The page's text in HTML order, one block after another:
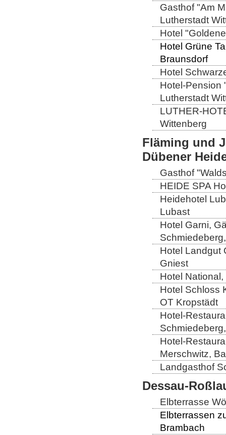
Gasthof "Am
Lutherstadt
Hotel
Hotel Grüne
Braunsdorf
Hotel
Hotel-Pension
Lutherstadt
LUTHER-
Wittenberg
Fläming und
Dübener
Gasthof
HEIDE SPA
Heidehotel
Lubast
Hotel Garni,
Hotel Landgut
Gniest
Hotel
Hotel Schloss
OT Kropstädt
Hotel-
Hotel-
Merschwitz,
Landgasthof
Dessau-
Elbterrasse
Elbterrassen
Brambach